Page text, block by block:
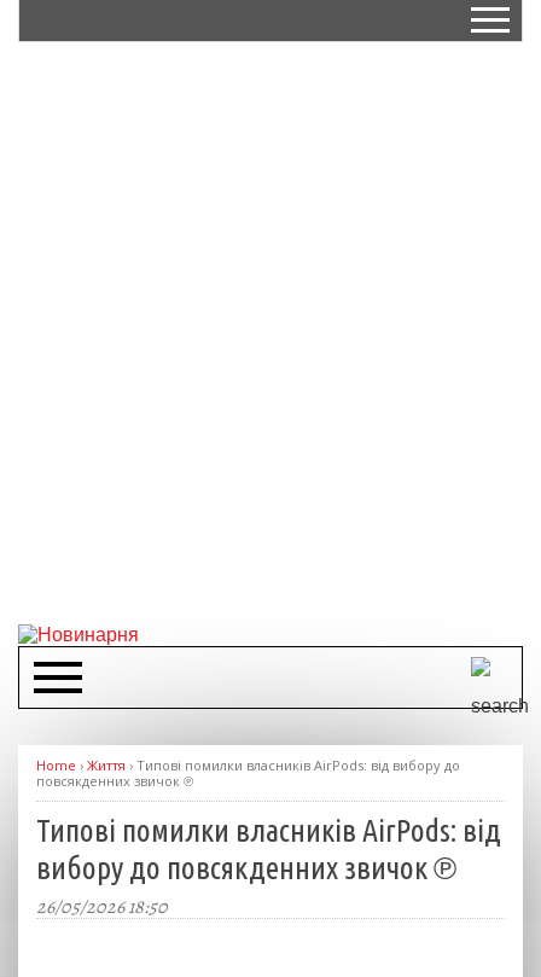
Home › Життя › Типові помилки власників AirPods: від вибору до
повсякденних звичок ℗
Типові помилки власників AirPods: від
вибору до повсякденних звичок ℗
26/05/2026 18:50